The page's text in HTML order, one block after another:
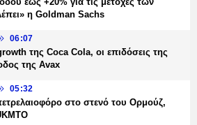
η Goldman Sachs
06:07
της Coca Cola, οι επιδόσεις της
της Avax
05:32
στο στενό του Ορμούζ,